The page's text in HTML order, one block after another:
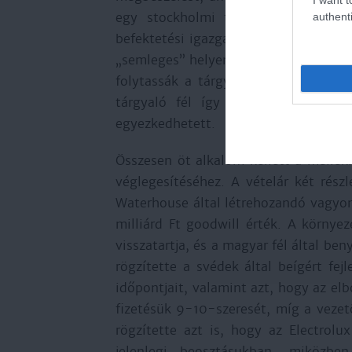
egy stockholmi tárgyalás követte.
befektetési igazgatója, aki évente
„semleges” helyen és a lehető
folytassák a tárgyalásokat a
tárgyaló fél így reggel fél
egyezkedhetett.
Összesen öt alkalom kellett a
véglegesítéséhez. A vételár két
Waterhouse által létrehozandó
milliárd Ft goodwill érték. A
visszatartja, és a magyar fél által
rögzítette a svédek által beígért
időpontjait, valamint azt, hogy az
fizetésük 9-10-szeresét, míg a
rögzítette azt is, hogy az